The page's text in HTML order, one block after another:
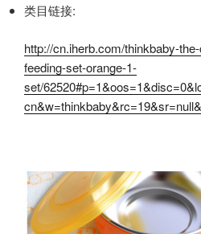
类目链接:
http://cn.iherb.com/thinkbaby-
feeding-set-orange-1-
set/